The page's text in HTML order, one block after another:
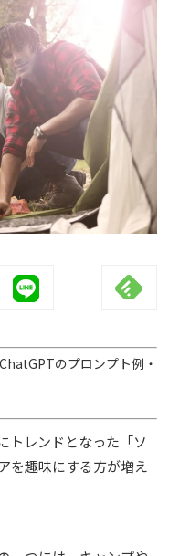
のプロンプト例・
トレンドとなった「ソ
を趣味にする方が増え